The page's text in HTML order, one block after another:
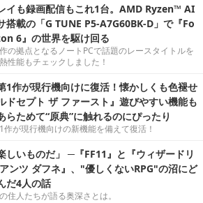
イも録画配信もこれ1台。AMD Ryzen™ AI
搭載の「G TUNE P5-A7G60BK-D」で『Fo
6』の世界を駆け回る
の拠点となるノートPCで話題のレースタイトルを
性能もチェックしました！
1作が現行機向けに復活！懐かしくも色褪せ
ドセプト ザ ファースト』遊びやすい機能も
らためて“原典”に触れるのにぴったり
作が現行機向けの新機能を備えて復活！
しいものだ」 ─『FF11』と『ウィザードリ
ンツ ダフネ』、"優しくないRPG"の沼にど
だ4人の話
住人たちが語る奥深さとは。